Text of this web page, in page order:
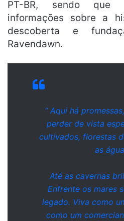
PT-BR, sendo
informações sobre a
descoberta e
Ravendawn.
“ Aqui há
perder de vista
cultivados, florestas
as
Até as cavernas
Enfrente os mares
legado. Viva como
como um